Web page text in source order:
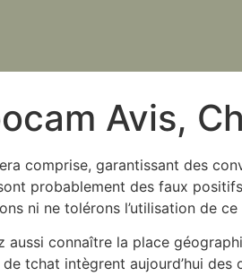
Avis,
comprise, garantissant des
probablement des faux
ni ne tolérons l’utilisation de
aussi connaître la place
tchat intègrent aujourd’hui